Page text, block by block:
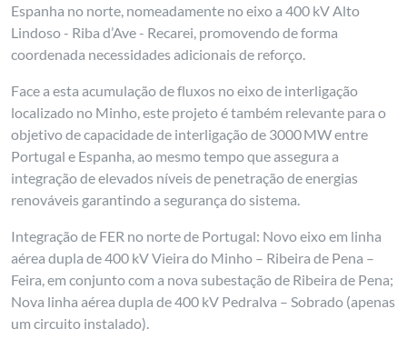
Espanha no norte, nomeadamente no eixo a 400 kV Alto
Lindoso - Riba d’Ave - Recarei, promovendo de forma
coordenada necessidades adicionais de reforço.
Face a esta acumulação de fluxos no eixo de interligação
localizado no Minho, este projeto é também relevante para o
objetivo de capacidade de interligação de 3000 MW entre
Portugal e Espanha, ao mesmo tempo que assegura a
integração de elevados níveis de penetração de energias
renováveis garantindo a segurança do sistema.
Integração de FER no norte de Portugal: Novo eixo em linha
aérea dupla de 400 kV Vieira do Minho – Ribeira de Pena –
Feira, em conjunto com a nova subestação de Ribeira de Pena;
Nova linha aérea dupla de 400 kV Pedralva – Sobrado (apenas
um circuito instalado).